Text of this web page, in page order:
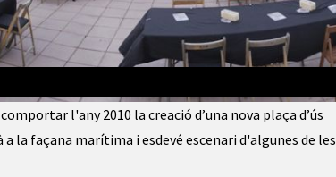
l'any 2010 la creació d’una nova plaça d’ús
la façana marítima i esdevé escenari d'algunes de les